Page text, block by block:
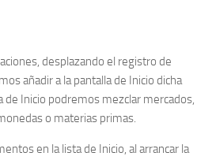
desplazando el registro de
añadir a la pantalla de Inicio dicha
de Inicio podremos mezclar mercados,
o materias primas.
en la lista de Inicio, al arrancar la